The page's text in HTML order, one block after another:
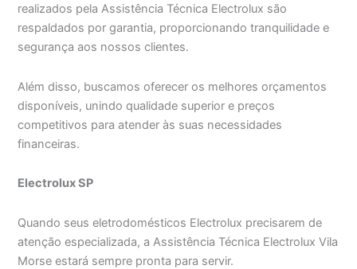
realizados pela Assistência Técnica Electrolux são
respaldados por garantia, proporcionando tranquilidade e
segurança aos nossos clientes.
Além disso, buscamos oferecer os melhores orçamentos
disponíveis, unindo qualidade superior e preços
competitivos para atender às suas necessidades
financeiras.
Electrolux SP
Quando seus eletrodomésticos Electrolux precisarem de
atenção especializada, a Assistência Técnica Electrolux Vila
Morse estará sempre pronta para servir.